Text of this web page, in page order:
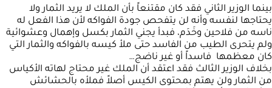
بينما الوزير الثاني فقد كان مقتنعاً بأن الملك لا يريد الثمار ولا
يحتاجها لنفسه وأنه لن يتفحص جودة الفواكه لأن هذا الفعل له
ناسه من فلاحين وخَدَم، فبدأ يجني الثمار بكسل وإهمال وعشوائية
ولم يتحرى الطيب من الفاسد حتى ملأ كيسه بالفواكه والثمار التي
كان معظمها فاسداً أو غير ناضج…
بخلاف الوزير الثالث فقد اعتقد أن الملك غير محتاج لهاته الأكياس
من الثمار ولن يهتم بمحتوى الكيس أصلاً فملأه بالحشائش